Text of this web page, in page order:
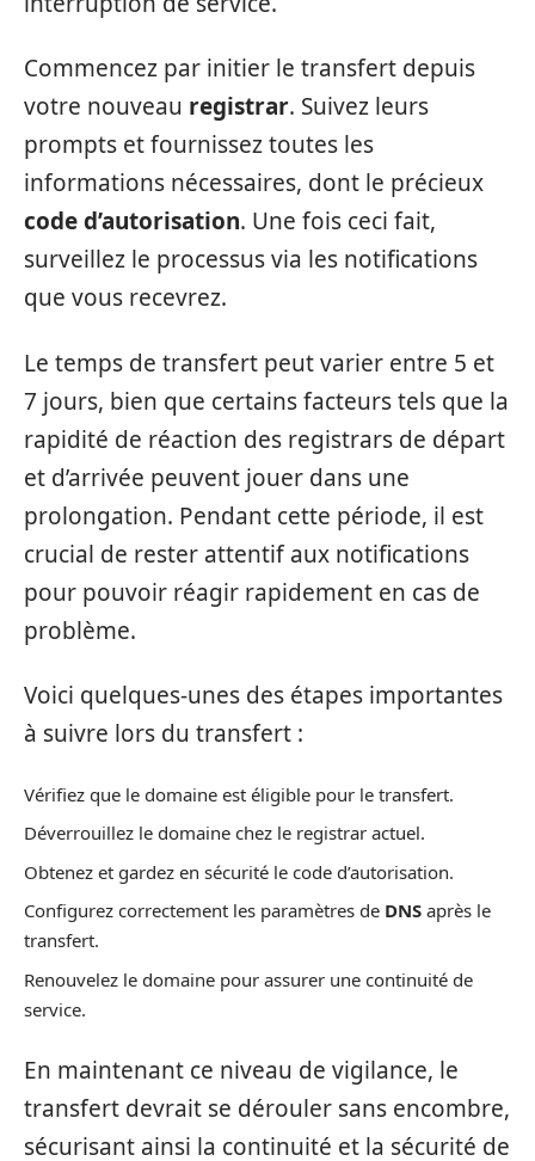
Commencez par initier le transfert depuis
votre nouveau registrar. Suivez leurs
prompts et fournissez toutes les
informations nécessaires, dont le précieux
code d’autorisation. Une fois ceci fait,
surveillez le processus via les notifications
que vous recevrez.
Le temps de transfert peut varier entre 5 et
7 jours, bien que certains facteurs tels que la
rapidité de réaction des registrars de départ
et d’arrivée peuvent jouer dans une
prolongation. Pendant cette période, il est
crucial de rester attentif aux notifications
pour pouvoir réagir rapidement en cas de
problème.
Voici quelques-unes des étapes importantes
à suivre lors du transfert :
Vérifiez que le domaine est éligible pour le transfert.
Déverrouillez le domaine chez le registrar actuel.
Obtenez et gardez en sécurité le code d’autorisation.
Configurez correctement les paramètres de DNS après le
transfert.
Renouvelez le domaine pour assurer une continuité de
service.
En maintenant ce niveau de vigilance, le
transfert devrait se dérouler sans encombre,
sécurisant ainsi la continuité et la sécurité de